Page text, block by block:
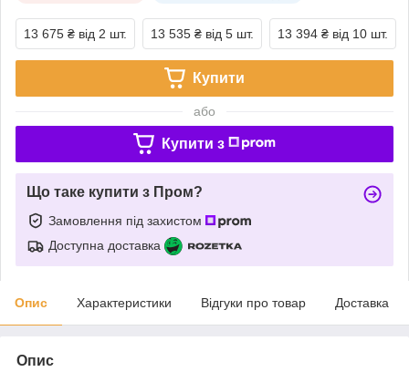
13 675 ₴ від 2 шт. 13 535 ₴ від 5 шт. 13 394 ₴ від 10 шт.
Купити
або
Купити з
Що таке купити з Пром?
Замовлення під захистом
Доступна доставка
Опис Характеристики Відгуки про товар Доставка
Опис